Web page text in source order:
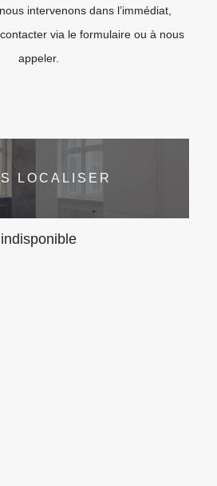
intervenons dans l’immédiat,
via le formulaire ou à nous
appeler.
LOCALISER
indisponible